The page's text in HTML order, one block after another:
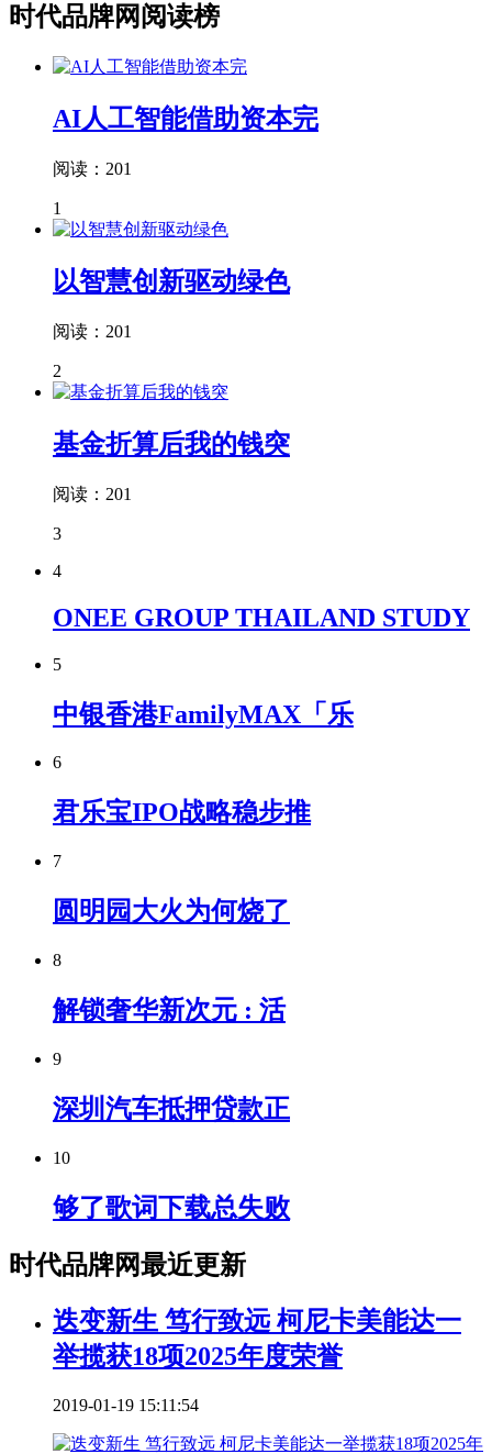
时代品牌网阅读榜
AI人工智能借助资本完
阅读：201
1
以智慧创新驱动绿色
阅读：201
2
基金折算后我的钱突
阅读：201
3
4
ONEE GROUP THAILAND STUDY
5
中银香港FamilyMAX「乐
6
君乐宝IPO战略稳步推
7
圆明园大火为何烧了
8
解锁奢华新次元 : 活
9
深圳汽车抵押贷款正
10
够了歌词下载总失败
时代品牌网最近更新
迭变新生 笃行致远 柯尼卡美能达一
举揽获18项2025年度荣誉
2019-01-19 15:11:54